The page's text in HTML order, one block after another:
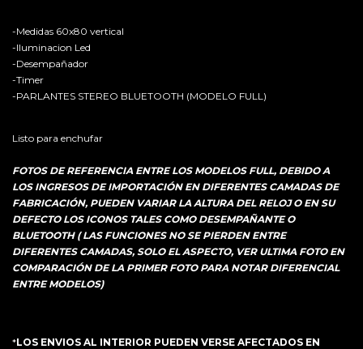
-Medidas 60x80 vertical
-Iluminacion Led
-Desempañador
-Timer
-PARLANTES STEREO BLUETOOTH (MODELO FULL)
Listo para enchufar
FOTOS DE REFERENCIA ENTRE LOS MODELOS FULL, DEBIDO A
LOS INGRESOS DE IMPORTACIÓN EN DIFERENTES CAMADAS DE
FABRICACIÓN, PUEDEN VARIAR LA ALTURA DEL RELOJ O EN SU
DEFECTO LOS ICONOS TALES COMO DESEMPAÑANTE O
BLUETOOTH ( LAS FUNCIONES NO SE PIERDEN ENTRE
DIFERENTES CAMADAS, SOLO EL ASPECTO, VER ULTIMA FOTO EN
COMPARACIÓN DE LA PRIMER FOTO PARA NOTAR DIFERENCIAL
ENTRE MODELOS)
*LOS ENVIOS AL INTERIOR PUEDEN VERSE AFECTADOS EN